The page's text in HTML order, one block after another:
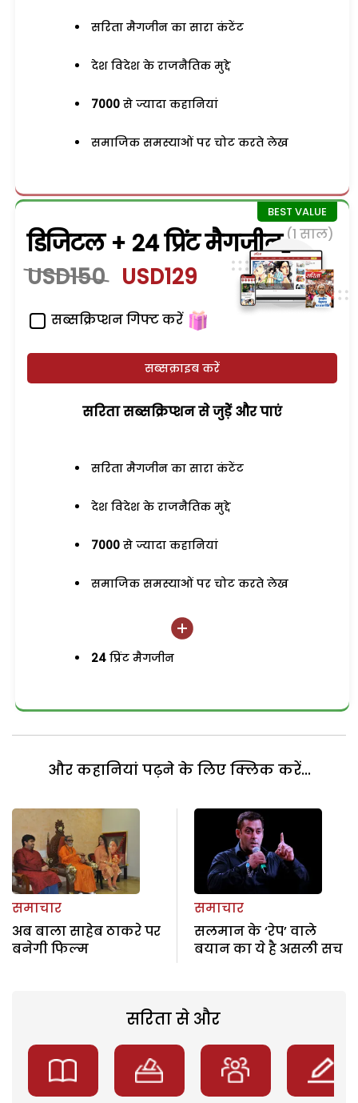
सरिता मैगजीन का सारा कंटेंट
देश विदेश के राजनैतिक मुद्दे
7000 से ज्यादा कहानियां
समाजिक समस्याओं पर चोट करते लेख
डिजिटल + 24 प्रिंट मैगजीन (1 साल)
USD150 USD129
सब्सक्रिप्शन गिफ्ट करें
सब्सक्राइब करें
सरिता सब्सक्रिप्शन से जुड़ेें और पाएं
सरिता मैगजीन का सारा कंटेंट
देश विदेश के राजनैतिक मुद्दे
7000 से ज्यादा कहानियां
समाजिक समस्याओं पर चोट करते लेख
24 प्रिंट मैगजीन
और कहानियां पढ़ने के लिए क्लिक करें...
समाचार
अब बाला साहेब ठाकरे पर
बनेगी फिल्म
समाचार
सलमान के ‘रेप’ वाले
बयान का ये है असली सच
सरिता से और